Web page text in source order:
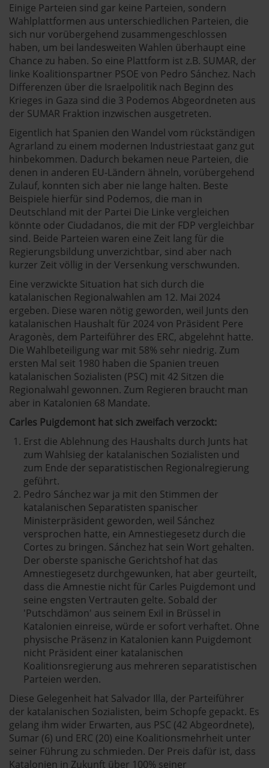
Einige Parteien sind gar keine Parteien, sondern
Wahlplattformen aus unterschiedlichen Parteien, die
sich nur vorübergehend zusammengeschlossen
haben, um bei landesweiten Wahlen überhaupt eine
Chance zu haben. So eine Plattform ist z.B. SUMAR, der
linke Koalitionspartner PSOE von Pedro Sánchez. Nach
Differenzen über die Israelpolitik nach Beginn des
Krieges in Gaza sind die 3 Podemos Abgeordneten aus
der SUMAR Fraktion inzwischen ausgetreten.
Eigentlich hat Spanien den Wandel vom rückständigen
Agrarland zu einem modernen Industriestaat ganz gut
hinbekommen. Dadurch bekamen neue Parteien, die
denen in anderen EU-Ländern ähneln, vorübergehend
Zulauf, konnten sich aber nie lange halten. Beste
Beispiele hierfür sind Podemos, die man in
Deutschland mit der Partei Die Linke vergleichen
könnte oder Ciudadanos, die mit der FDP vergleichbar
sind. Beide Parteien waren eine Zeit lang für die
Regierungsbildung unverzichtbar, sind aber nach
kurzer Zeit völlig in der Versenkung verschwunden.
Eine verzwickte Situation hat sich durch die
katalanischen Regionalwahlen am 12. Mai 2024
ergeben. Diese waren nötig geworden, weil Junts den
katalanischen Haushalt für 2024 von Präsident Pere
Aragonès, dem Parteiführer des ERC, abgelehnt hatte.
Die Wahlbeteiligung war mit 58% sehr niedrig. Zum
ersten Mal seit 1980 haben die Spanien treuen
katalanischen Sozialisten (PSC) mit 42 Sitzen die
Regionalwahl gewonnen. Zum Regieren braucht man
aber in Katalonien 68 Mandate.
Carles Puigdemont hat sich zweifach verzockt:
Erst die Ablehnung des Haushalts durch Junts hat
zum Wahlsieg der katalanischen Sozialisten und
zum Ende der separatistischen Regionalregierung
geführt.
Pedro Sánchez war ja mit den Stimmen der
katalanischen Separatisten spanischer
Ministerpräsident geworden, weil Sánchez
versprochen hatte, ein Amnestiegesetz durch die
Cortes zu bringen. Sánchez hat sein Wort gehalten.
Der oberste spanische Gerichtshof hat das
Amnestiegesetz durchgewunken, hat aber geurteilt,
dass die Amnestie nicht für Carles Puigdemont und
seine engsten Vertrauten gelte. Sobald der
'Putschdämon' aus seinem Exil in Brüssel in
Katalonien einreise, würde er sofort verhaftet. Ohne
physische Präsenz in Katalonien kann Puigdemont
nicht Präsident einer katalanischen
Koalitionsregierung aus mehreren separatistischen
Parteien werden.
Diese Gelegenheit hat Salvador Illa, der Parteiführer
der katalanischen Sozialisten, beim Schopfe gepackt. Es
gelang ihm wider Erwarten, aus PSC (42 Abgeordnete),
Sumar (6) und ERC (20) eine Koalitionsmehrheit unter
seiner Führung zu schmieden. Der Preis dafür ist, dass
Katalonien in Zukunft über 100% seiner